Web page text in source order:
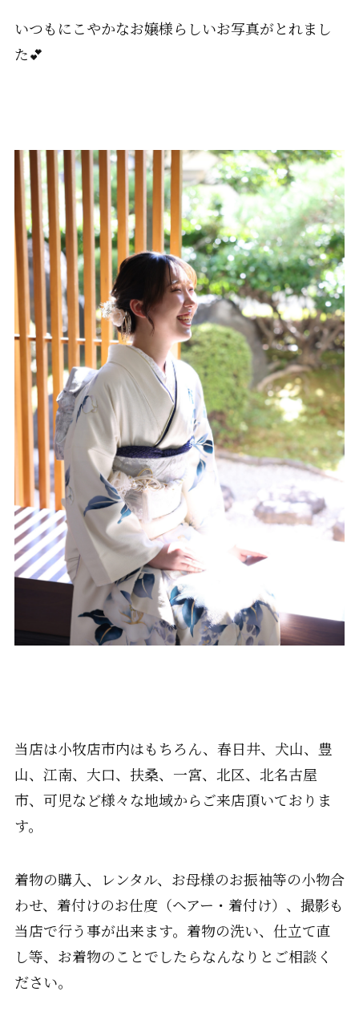
いつもにこやかなお嬢様らしいお写真がとれまし
た💕
当店は小牧店市内はもちろん、春日井、犬山、豊
山、江南、大口、扶桑、一宮、北区、北名古屋
市、可児など様々な地域からご来店頂いておりま
す。
着物の購入、レンタル、お母様のお振袖等の小物合
わせ、着付けのお仕度（ヘアー・着付け）、撮影も
当店で行う事が出来ます。着物の洗い、仕立て直
し等、お着物のことでしたらなんなりとご相談く
ださい。